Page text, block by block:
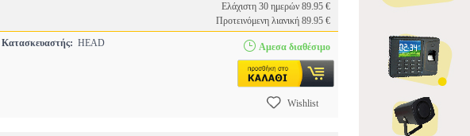
Ελάχιστη 30 ημερών 89.95 €
Προτεινόμενη λιανική 89.95 €
Κατασκευαστής: HEAD Αμεσα διαθέσιμο
Wishlist